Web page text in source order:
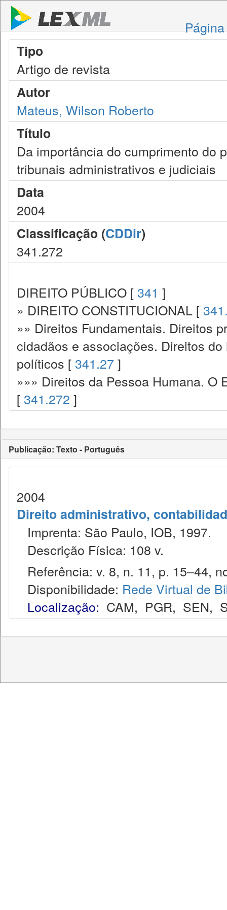
Tipo
Artigo de revista
Autor
Mateus, Wilson Roberto
Título
Da importância do cumprimento do
tribunais administrativos e judiciais
Data
2004
Classificação (CDDir)
341.272
DIREITO PÚBLICO [ 341 ]
» DIREITO CONSTITUCIONAL [
»» Direitos Fundamentais. Direitos
cidadãos e associações. Direitos
políticos [ 341.27 ]
»»» Direitos da Pessoa Humana.
[ 341.272 ]
Publicação: Texto - Português
2004
Direito administrativo,
Imprenta: São Paulo, IOB, 1997.
Descrição Física: 108 v.
Referência: v. 8, n. 11, p. 15–44,
Disponibilidade: Rede Virtual de
Localização: CAM, PGR, SEN,